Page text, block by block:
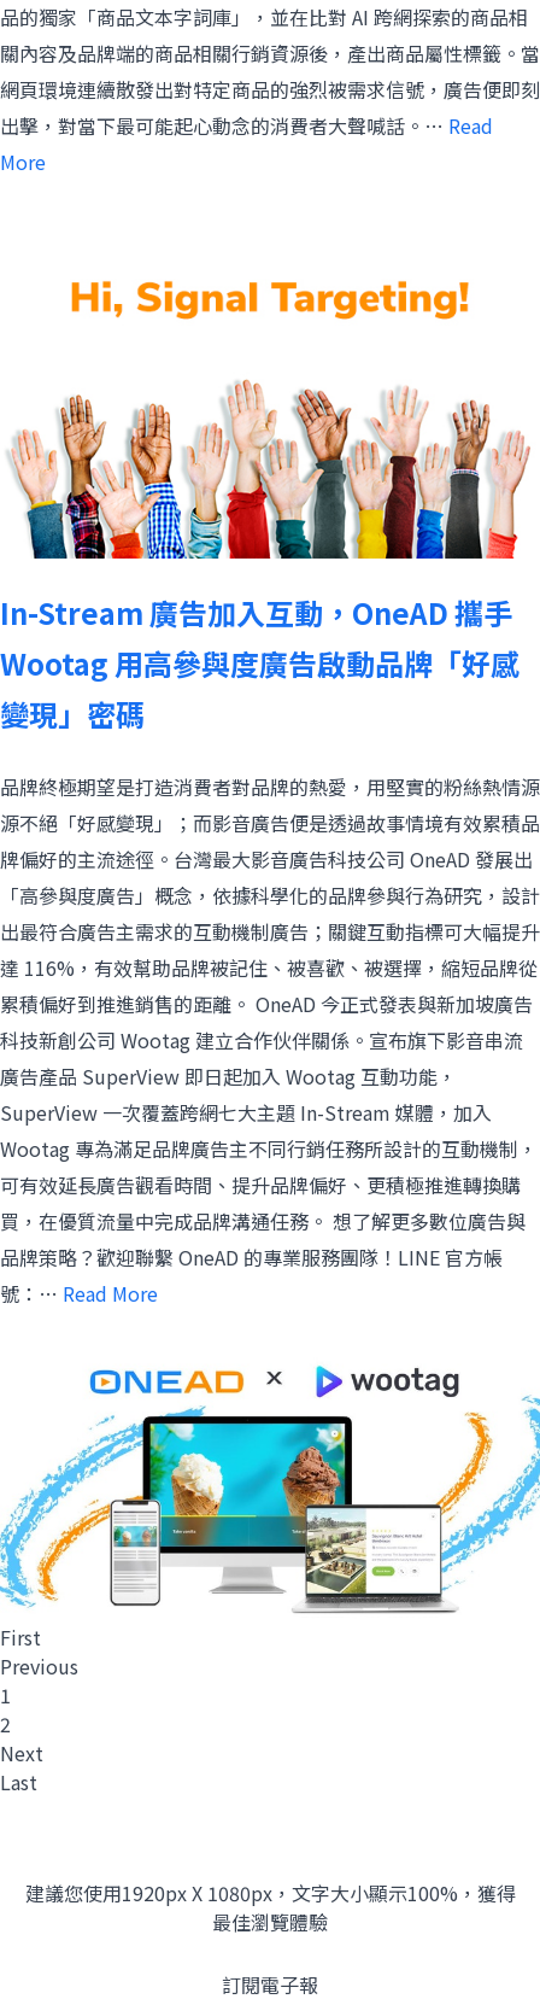
品的獨家「商品文本字詞庫」，並在比對 AI 跨網探索的商品相
關內容及品牌端的商品相關行銷資源後，產出商品屬性標籤。當
網頁環境連續散發出對特定商品的強烈被需求信號，廣告便即刻
出擊，對當下最可能起心動念的消費者大聲喊話。… Read
More
In-Stream 廣告加入互動，OneAD 攜手
Wootag 用高參與度廣告啟動品牌「好感
變現」密碼
品牌終極期望是打造消費者對品牌的熱愛，用堅實的粉絲熱情源
源不絕「好感變現」；而影音廣告便是透過故事情境有效累積品
牌偏好的主流途徑。台灣最大影音廣告科技公司 OneAD 發展出
「高參與度廣告」概念，依據科學化的品牌參與行為研究，設計
出最符合廣告主需求的互動機制廣告；關鍵互動指標可大幅提升
達 116%，有效幫助品牌被記住、被喜歡、被選擇，縮短品牌從
累積偏好到推進銷售的距離。 OneAD 今正式發表與新加坡廣告
科技新創公司 Wootag 建立合作伙伴關係。宣布旗下影音串流
廣告產品 SuperView 即日起加入 Wootag 互動功能，
SuperView 一次覆蓋跨網七大主題 In-Stream 媒體，加入
Wootag 專為滿足品牌廣告主不同行銷任務所設計的互動機制，
可有效延長廣告觀看時間、提升品牌偏好、更積極推進轉換購
買，在優質流量中完成品牌溝通任務。 想了解更多數位廣告與
品牌策略？歡迎聯繫 OneAD 的專業服務團隊！LINE 官方帳
號：… Read More
First
Previous
1
2
Next
Last
建議您使用1920px X 1080px，文字大小顯示100%，獲得
最佳瀏覽體驗
訂閱電子報